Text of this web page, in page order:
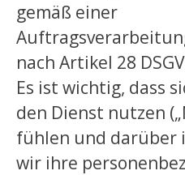
gemäß einer
nach Artikel 28
Es ist wichtig, dass
den Dienst nutzen
fühlen und darüber
wir ihre